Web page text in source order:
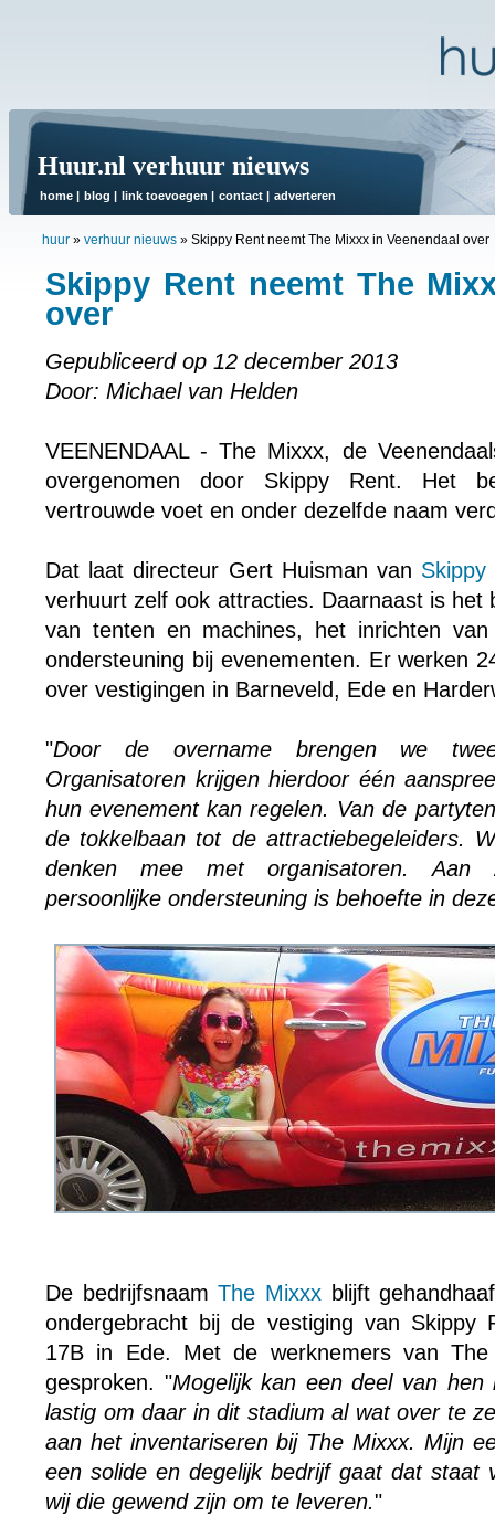
Huur.nl verhuur nieuws
home | blog | link toevoegen | contact | adverteren
huur » verhuur nieuws » Skippy Rent neemt The Mixxx in Veenendaal over
Skippy Rent neemt The
over
Gepubliceerd op 12 december 2013
Door: Michael van Helden
VEENENDAAL - The Mixxx, de
overgenomen door Skippy Rent. Het
vertrouwde voet en onder dezelfde naam
Dat laat directeur Gert Huisman van Skippy
verhuurt zelf ook attracties. Daarnaast is het
van tenten en machines, het inrichten
ondersteuning bij evenementen. Er werken
over vestigingen in Barneveld, Ede en
"Door de overname brengen we
Organisatoren krijgen hierdoor één
hun evenement kan regelen. Van de
de tokkelbaan tot de attractiebegeleiders.
denken mee met organisatoren. Aan
persoonlijke ondersteuning is behoefte in
De bedrijfsnaamThe Mixxxblijft
ondergebracht bij de vestiging van Skippy
17B in Ede. Met de werknemers van
gesproken. "Mogelijk kan een deel van
lastig om daar in dit stadium al wat over te
aan het inventariseren bij The Mixxx. Mijn
een solide en degelijk bedrijf gaat dat staat
wij die gewend zijn om te leveren."